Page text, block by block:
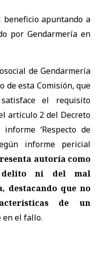
apuntando a
por Gendarmería en
de Gendarmería
de esta Comisión, que
el requisito
artículo 2 del Decreto
‘Respecto de
informe pericial
autoría como
delito ni del mal
destacando que no
de un
en el fallo.